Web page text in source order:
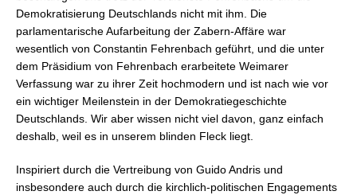
Demokratisierung Deutschlands nicht mit ihm. Die
parlamentarische Aufarbeitung der Zabern-Affäre war
wesentlich von Constantin Fehrenbach geführt, und die unter
dem Präsidium von Fehrenbach erarbeitete Weimarer
Verfassung war zu ihrer Zeit hochmodern und ist nach wie vor
ein wichtiger Meilenstein in der Demokratiegeschichte
Deutschlands. Wir aber wissen nicht viel davon, ganz einfach
deshalb, weil es in unserem blinden Fleck liegt.
Inspiriert durch die Vertreibung von Guido Andris und
insbesondere auch durch die kirchlich-politischen Engagements